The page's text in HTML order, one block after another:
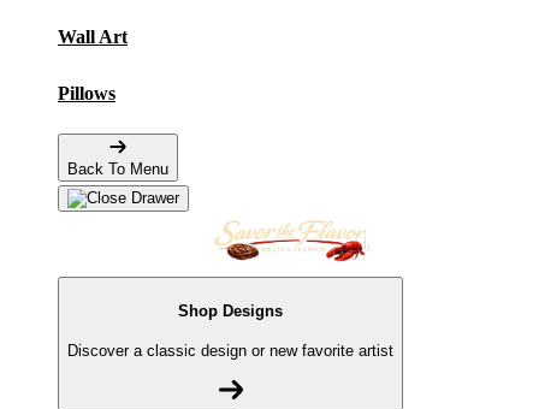
Wall Art
Pillows
Back To Menu
Shop Designs
Discover a classic design or new favorite artist